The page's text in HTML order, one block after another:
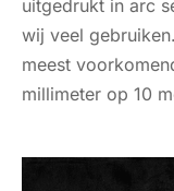
uitgedrukt in arc
wij veel
meest
millimeter op 10